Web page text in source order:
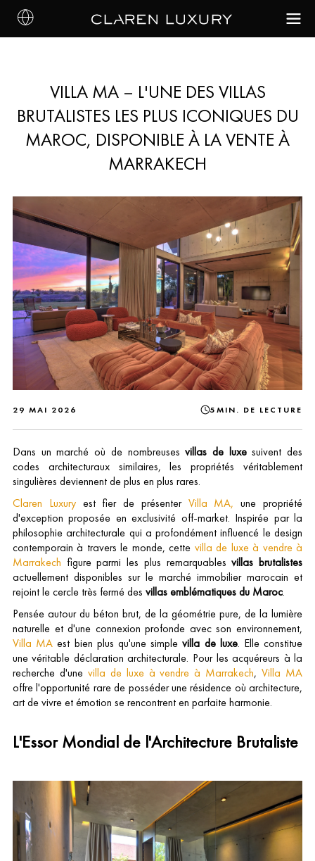
VILLA MA – L'UNE DES VILLAS
BRUTALISTES LES PLUS ICONIQUES DU
MAROC, DISPONIBLE À LA VENTE À
MARRAKECH
29 MAI 2026 5MIN. DE LECTURE
Dans un marché où de nombreusesvillas de luxesuivent des
codes architecturaux similaires, les propriétés véritablement
singulières deviennent de plus en plus rares.
Claren Luxury est fier de présenter Villa MA, une propriété
d'exception proposée en exclusivité off-market. Inspirée par la
philosophie architecturale qui a profondément influencé le design
contemporain à travers le monde, cette villa de luxe à vendre à
Marrakech figure parmi les plus remarquablesvillas brutalistes
actuellement disponibles sur le marché immobilier marocain et
rejoint le cercle très fermé des villas emblématiques du Maroc.
Pensée autour du béton brut, de la géométrie pure, de la lumière
naturelle et d'une connexion profonde avec son environnement,
Villa MAest bien plus qu'une simplevilla de luxe. Elle constitue
une véritable déclaration architecturale. Pour les acquéreurs à la
recherche d'unevilla de luxe à vendre à Marrakech,Villa MA
offre l'opportunité rare de posséder une résidence où architecture,
art de vivre et émotion se rencontrent en parfaite harmonie.
L'Essor Mondial de l'Architecture Brutaliste